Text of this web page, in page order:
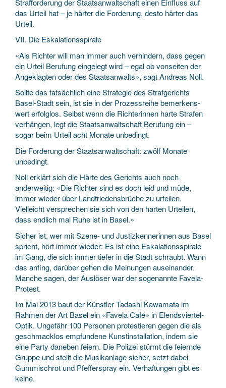
das Urteil hat – je härter die Forderung, desto härter das
Urteil.
VII. Die Eskalationsspirale
«Als Richter will man immer auch verhindern, dass gegen
ein Urteil Berufung eingelegt wird – egal ob vonseiten der
Angeklagten oder des Staats­anwalts», sagt Andreas Noll.
Sollte das tatsächlich eine Strategie des Straf­gerichts
Basel-Stadt sein, ist sie in der Prozess­reihe bemerkens­
wert erfolglos. Selbst wenn die Richterinnen harte Strafen
verhängen, legt die Staats­anwaltschaft Berufung ein –
sogar beim Urteil acht Monate unbedingt.
Die Forderung der Staats­anwaltschaft: zwölf Monate
unbedingt.
Noll erklärt sich die Härte des Gerichts auch noch
anderweitig: «Die Richter sind es doch leid und müde,
immer wieder über Landfriedens­brüche zu urteilen.
Vielleicht versprechen sie sich von den harten Urteilen,
dass endlich mal Ruhe ist in Basel.»
Sicher ist, wer mit Szene- und Justiz­kennerinnen aus Basel
spricht, hört immer wieder: Es ist eine Eskalations­spirale
im Gang, die sich immer tiefer in die Stadt schraubt. Wann
das anfing, darüber gehen die Meinungen auseinander.
Manche sagen, der Auslöser war der sogenannte Favela-
Protest.
Im Mai 2013 baut der Künstler Tadashi Kawamata im
Rahmen der Art Basel ein «Favela Café» in Elends­viertel-
Optik. Ungefähr 100 Personen protestieren gegen die als
geschmacklos empfundene Kunst­installation, indem sie
eine Party daneben feiern. Die Polizei stürmt die feiernde
Gruppe und stellt die Musik­anlage sicher, setzt dabei
Gummi­schrot und Pfeffer­spray ein. Verhaftungen gibt es
keine.